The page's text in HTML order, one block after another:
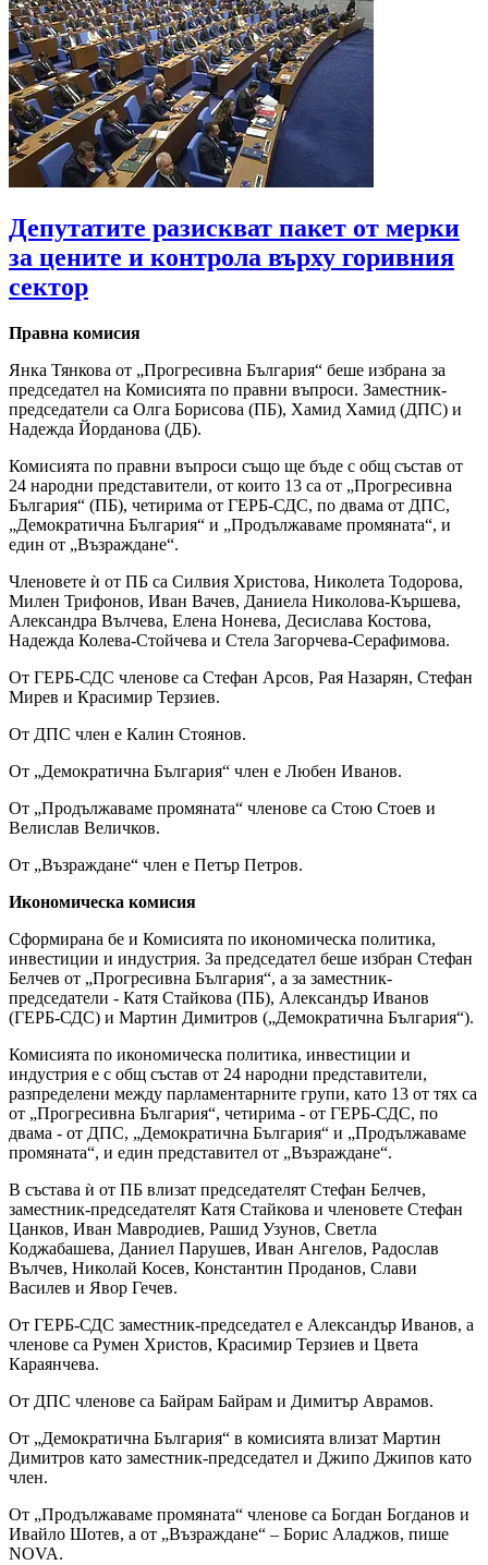
Депутатите разискват пакет от мерки
за цените и контрола върху горивния
сектор
Правна комисия
Янка Тянкова от „Прогресивна България“ беше избрана за
председател на Комисията по правни въпроси. Заместник-
председатели са Олга Борисова (ПБ), Хамид Хамид (ДПС) и
Надежда Йорданова (ДБ).
Комисията по правни въпроси също ще бъде с общ състав от
24 народни представители, от които 13 са от „Прогресивна
България“ (ПБ), четирима от ГЕРБ-СДС, по двама от ДПС,
„Демократична България“ и „Продължаваме промяната“, и
един от „Възраждане“.
Членовете ѝ от ПБ са Силвия Христова, Николета Тодорова,
Милен Трифонов, Иван Вачев, Даниела Николова-Кършева,
Александра Вълчева, Елена Нонева, Десислава Костова,
Надежда Колева-Стойчева и Стела Загорчева-Серафимова.
От ГЕРБ-СДС членове са Стефан Арсов, Рая Назарян, Стефан
Мирев и Красимир Терзиев.
От ДПС член е Калин Стоянов.
От „Демократична България“ член е Любен Иванов.
От „Продължаваме промяната“ членове са Стою Стоев и
Велислав Величков.
От „Възраждане“ член е Петър Петров.
Икономическа комисия
Сформирана бе и Комисията по икономическа политика,
инвестиции и индустрия. За председател беше избран Стефан
Белчев от „Прогресивна България“, а за заместник-
председатели - Катя Стайкова (ПБ), Александър Иванов
(ГЕРБ-СДС) и Мартин Димитров („Демократична България“).
Комисията по икономическа политика, инвестиции и
индустрия е с общ състав от 24 народни представители,
разпределени между парламентарните групи, като 13 от тях са
от „Прогресивна България“, четирима - от ГЕРБ-СДС, по
двама - от ДПС, „Демократична България“ и „Продължаваме
промяната“, и един представител от „Възраждане“.
В състава ѝ от ПБ влизат председателят Стефан Белчев,
заместник-председателят Катя Стайкова и членовете Стефан
Цанков, Иван Мавродиев, Рашид Узунов, Светла
Коджабашева, Даниел Парушев, Иван Ангелов, Радослав
Вълчев, Николай Косев, Константин Проданов, Слави
Василев и Явор Гечев.
От ГЕРБ-СДС заместник-председател е Александър Иванов, а
членове са Румен Христов, Красимир Терзиев и Цвета
Караянчева.
От ДПС членове са Байрам Байрам и Димитър Аврамов.
От „Демократична България“ в комисията влизат Мартин
Димитров като заместник-председател и Джипо Джипов като
член.
От „Продължаваме промяната“ членове са Богдан Богданов и
Ивайло Шотев, а от „Възраждане“ – Борис Аладжов, пише
NOVA.